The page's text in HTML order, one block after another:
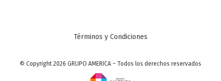
Términos y Condiciones
© Copyright 2026 GRUPO AMERICA – Todos los derechos reservados